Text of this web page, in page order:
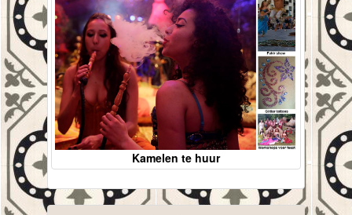
Kamelen te huur